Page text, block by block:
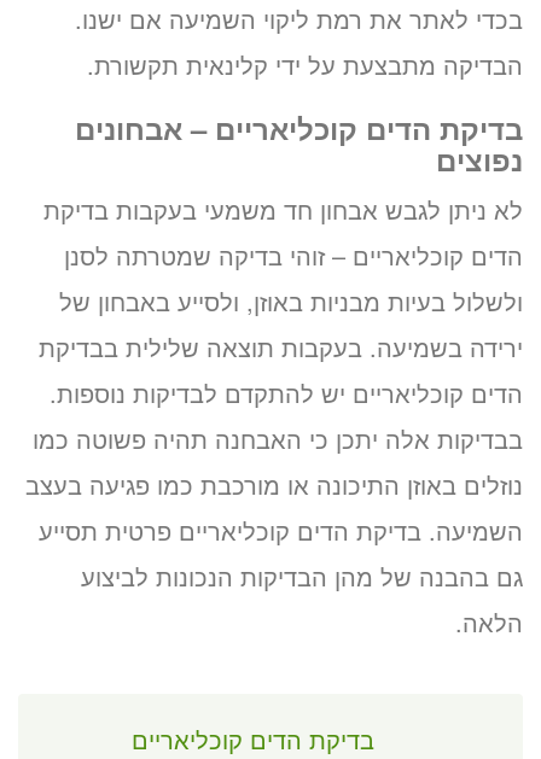
בכדי לאתר את רמת ליקוי השמיעה אם ישנו.
הבדיקה מתבצעת על ידי קלינאית תקשורת.
בדיקת הדים קוכליאריים – אבחונים
נפוצים
לא ניתן לגבש אבחון חד משמעי בעקבות בדיקת
הדים קוכליאריים – זוהי בדיקה שמטרתה לסנן
ולשלול בעיות מבניות באוזן, ולסייע באבחון של
ירידה בשמיעה. בעקבות תוצאה שלילית בבדיקת
הדים קוכליאריים יש להתקדם לבדיקות נוספות.
בבדיקות אלה יתכן כי האבחנה תהיה פשוטה כמו
נוזלים באוזן התיכונה או מורכבת כמו פגיעה בעצב
השמיעה. בדיקת הדים קוכליאריים פרטית תסייע
גם בהבנה של מהן הבדיקות הנכונות לביצוע
הלאה.
בדיקת הדים קוכליאריים